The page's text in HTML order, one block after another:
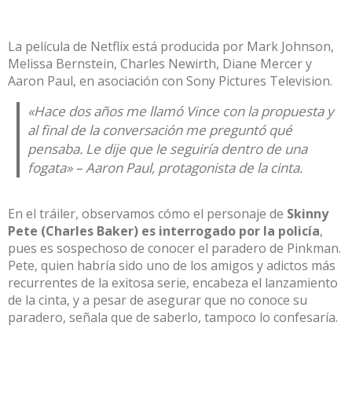
La película de Netflixestá producida por Mark Johnson,
Melissa Bernstein, Charles Newirth, Diane Mercer y
Aaron Paul, en asociación con Sony Pictures Television.
«Hace dos años me llamó Vince con la propuesta y
al final de la conversación me preguntó qué
pensaba. Le dije que le seguiría dentro de una
fogata» – Aaron Paul, protagonista de la cinta.
En el tráiler, observamos cómo el personaje de Skinny
Pete (Charles Baker) es interrogado por la policía,
pues es sospechoso de conocer el paradero de Pinkman.
Pete, quien habría sido uno de los amigos y adictos más
recurrentes de la exitosa serie, encabeza el lanzamiento
de la cinta, y a pesar de asegurar que no conoce su
paradero, señala que de saberlo, tampoco lo confesaría.